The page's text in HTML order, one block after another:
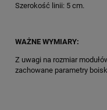
Szerokość linii: 5 cm.
WAŻNE WYMIARY:
Z uwagi na rozmiar
zachowane parametry